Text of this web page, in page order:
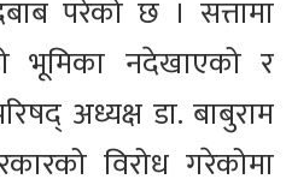
परेको छ । सत्तामा
भूमिका नदेखाएको र
अध्यक्ष डा. बाबुराम
विरोध गरेकोमा